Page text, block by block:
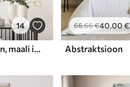
14
Abstraktne kompositsioon, maali imitatsioon
66.66€40.00€
Abstraktsioon